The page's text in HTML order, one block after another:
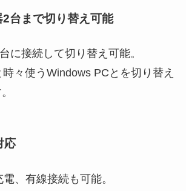
台まで切り替え可能
に接続して切り替え可能。
々使うWindows PCとを切り替え
応
、有線接続も可能。